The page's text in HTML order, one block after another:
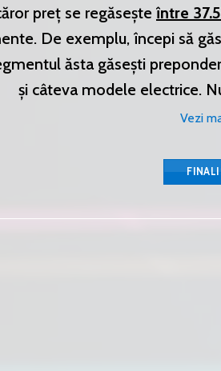
preț se regăsește între
De exemplu, începi să
ăsta găsești
și câteva modele electrice.
Vezi